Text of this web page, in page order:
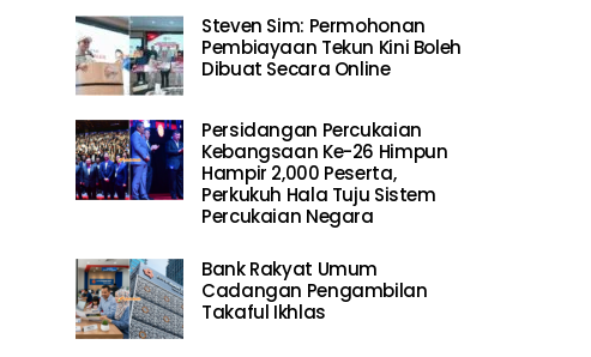
Steven Sim: Permohonan
Pembiayaan Tekun Kini Boleh
Dibuat Secara Online
Persidangan Percukaian
Kebangsaan Ke-26 Himpun
Hampir 2,000 Peserta,
Perkukuh Hala Tuju Sistem
Percukaian Negara
Bank Rakyat Umum
Cadangan Pengambilan
Takaful Ikhlas